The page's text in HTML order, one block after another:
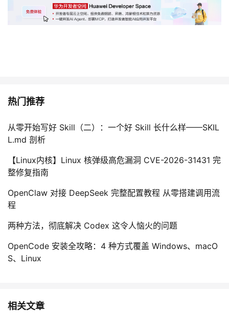
热门推荐
从零开始写好 Skill（二）：一个好 Skill 长什么样——SKIL
L.md 剖析
【Linux内核】Linux 核弹级高危漏洞 CVE-2026-31431 完
整修复指南
OpenClaw 对接 DeepSeek 完整配置教程 从零搭建调用流
程
两种方法，彻底解决 Codex 这令人恼火的问题
OpenCode 安装全攻略：4 种方式覆盖 Windows、macO
S、Linux
相关文章